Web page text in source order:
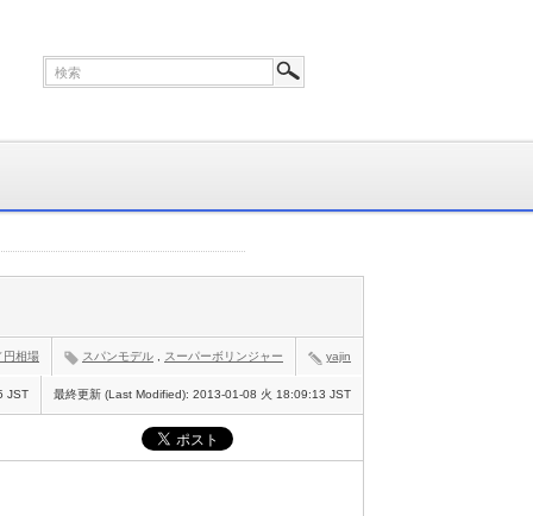
yajin
スパンモデル スーパーボリンジャー
円相場
最終更新 (Last Modified): 2013-01-08 火 18:09:13 JST
JST